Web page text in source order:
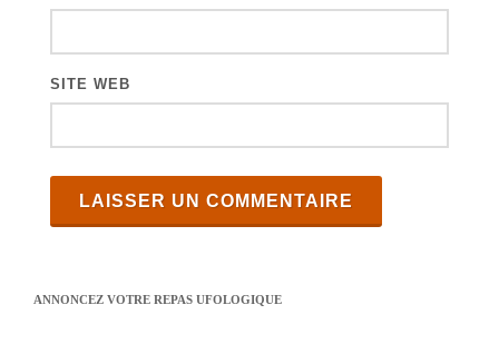
SITE WEB
ANNONCEZ VOTRE REPAS UFOLOGIQUE